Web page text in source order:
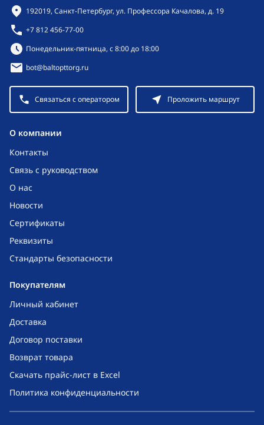
O компании
Контакты
Связь с руководством
О нас
Новости
Сертификаты
Реквизиты
Стандарты безопасности
Покупателям
Личный кабинет
Доставка
Договор поставки
Возврат товара
Скачать прайс-лист в Excel
Политика конфиденциальности
Контактная информация
192019, Санкт-Петербург, ул. Профессора Качалова, д. 19
+7 812 456-77-00
Режим работы:
Понедельник-пятница, с 8:00 до 18:00
bot@baltopttorg.ru
Связаться с оператором Проложить маршрут